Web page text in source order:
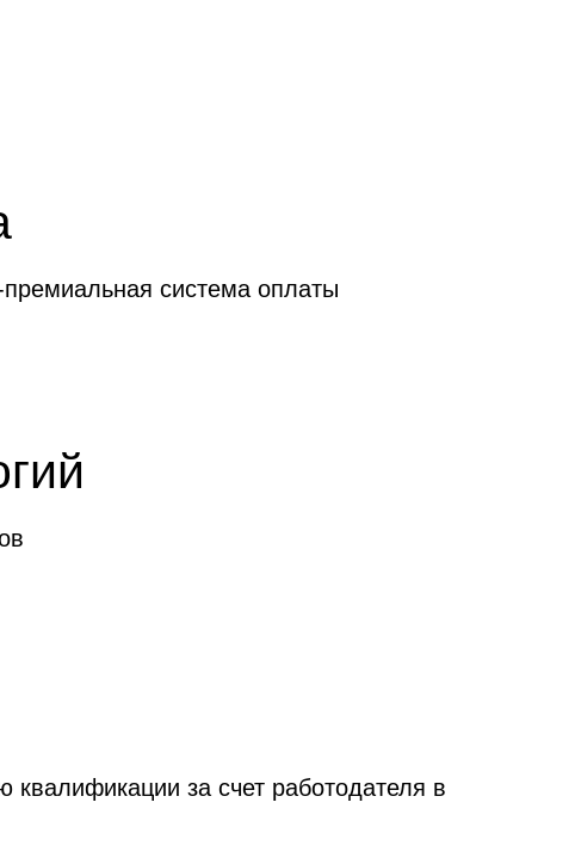
система оплаты
квалификации за счет работодателя в